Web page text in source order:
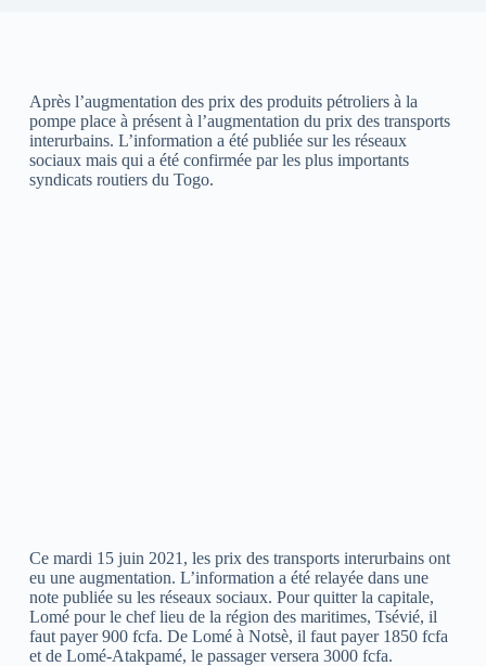
Après l’augmentation des prix des produits pétroliers à la
pompe place à présent à l’augmentation du prix des transports
interurbains. L’information a été publiée sur les réseaux
sociaux mais qui a été confirmée par les plus importants
syndicats routiers du Togo.
Ce mardi 15 juin 2021, les prix des transports interurbains ont
eu une augmentation. L’information a été relayée dans une
note publiée su les réseaux sociaux. Pour quitter la capitale,
Lomé pour le chef lieu de la région des maritimes, Tsévié, il
faut payer 900 fcfa. De Lomé à Notsè, il faut payer 1850 fcfa
et de Lomé-Atakpamé, le passager versera 3000 fcfa.